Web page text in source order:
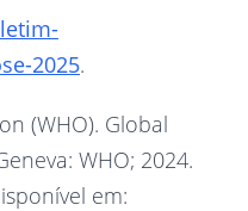
2025.
(WHO). Global
WHO; 2024.
em: